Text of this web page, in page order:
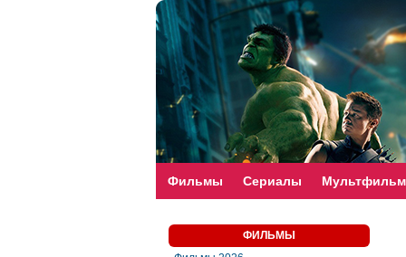
faste-torrent.com
Фильмы Сериалы
ФИЛЬМЫ